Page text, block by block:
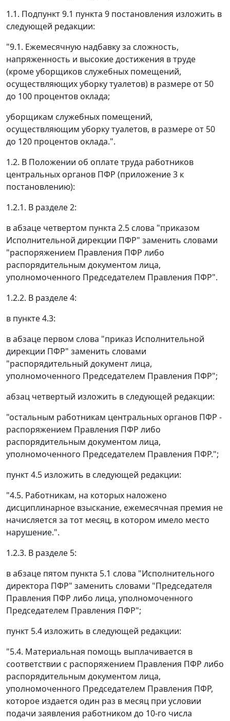
1.1. Подпункт 9.1 пункта 9 постановления изложить в
следующей редакции:
"9.1. Ежемесячную надбавку за сложность,
напряженность и высокие достижения в труде
(кроме уборщиков служебных помещений,
осуществляющих уборку туалетов) в размере от 50
до 100 процентов оклада;
уборщикам служебных помещений,
осуществляющим уборку туалетов, в размере от 50
до 120 процентов оклада.".
1.2. В Положении об оплате труда работников
центральных органов ПФР (приложение 3 к
постановлению):
1.2.1. В разделе 2:
в абзаце четвертом пункта 2.5 слова "приказом
Исполнительной дирекции ПФР" заменить словами
"распоряжением Правления ПФР либо
распорядительным документом лица,
уполномоченного Председателем Правления ПФР".
1.2.2. В разделе 4:
в пункте 4.3:
в абзаце первом слова "приказ Исполнительной
дирекции ПФР" заменить словами
"распорядительный документ лица,
уполномоченного Председателем Правления ПФР";
абзац четвертый изложить в следующей редакции:
"остальным работникам центральных органов ПФР -
распоряжением Правления ПФР либо
распорядительным документом лица,
уполномоченного Председателем Правления ПФР.";
пункт 4.5 изложить в следующей редакции:
"4.5. Работникам, на которых наложено
дисциплинарное взыскание, ежемесячная премия не
начисляется за тот месяц, в котором имело место
нарушение.".
1.2.3. В разделе 5:
в абзаце пятом пункта 5.1 слова "Исполнительного
директора ПФР" заменить словами "Председателя
Правления ПФР либо лица, уполномоченного
Председателем Правления ПФР";
пункт 5.4 изложить в следующей редакции:
"5.4. Материальная помощь выплачивается в
соответствии с распоряжением Правления ПФР либо
распорядительным документом лица,
уполномоченного Председателем Правления ПФР,
которое издается один раз в месяц при условии
подачи заявления работником до 10-го числа